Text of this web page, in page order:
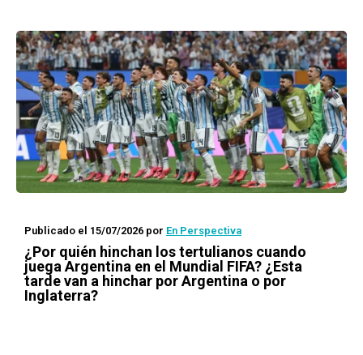
Publicado el 15/07/2026 por En Perspectiva
¿Por quién hinchan los tertulianos cuando
juega Argentina en el Mundial FIFA? ¿Esta
tarde van a hinchar por Argentina o por
Inglaterra?